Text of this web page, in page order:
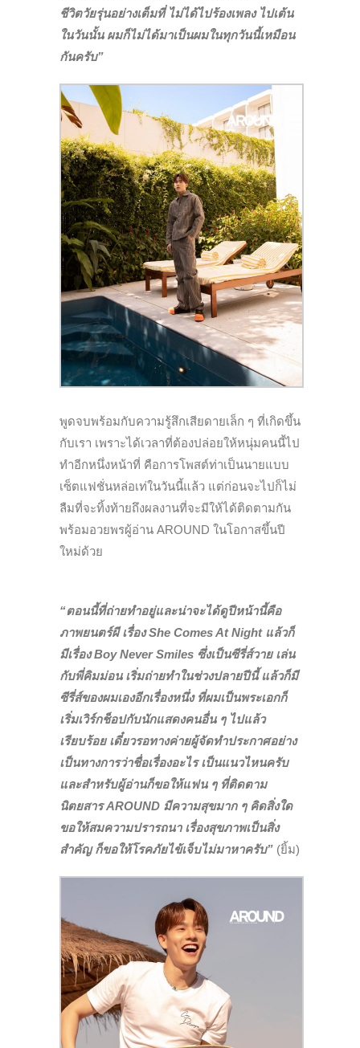
ชีวิตวัยรุ่นอย่างเต็มที่ ไม่ได้ไปร้องเพลง ไปเต้น
ในวันนั้น ผมก็ไม่ได้มาเป็นผมในทุกวันนี้เหมือน
กันครับ”
พูดจบพร้อมกับความรู้สึกเสียดายเล็ก ๆ ที่เกิดขึ้น
กับเรา เพราะได้เวลาที่ต้องปล่อยให้หนุ่มคนนี้ไป
ทำอีกหนึ่งหน้าที่ คือการโพสต์ท่าเป็นนายแบบ
เซ็ตแฟชั่นหล่อเท่ในวันนี้แล้ว แต่ก่อนจะไปก็ไม่
ลืมที่จะทิ้งท้ายถึงผลงานที่จะมีให้ได้ติดตามกัน
พร้อมอวยพรผู้อ่าน AROUND ในโอกาสขึ้นปี
ใหม่ด้วย
“ตอนนี้ที่ถ่ายทำอยู่และน่าจะได้ดูปีหน้านี้คือ
ภาพยนตร์ผี เรื่อง She Comes At Night แล้วก็
มีเรื่อง Boy Never Smiles ซึ่งเป็นซีรี่ส์วาย เล่น
กับพี่คิมม่อน เริ่มถ่ายทำในช่วงปลายปีนี้ แล้วก็มี
ซีรี่ส์ของผมเองอีกเรื่องหนึ่ง ที่ผมเป็นพระเอกก็
เริ่มเวิร์กช็อปกับนักแสดงคนอื่น ๆ ไปแล้ว
เรียบร้อยเดี๋ยวรอทางค่ายผู้จัดทำประกาศอย่าง
เป็นทางการว่าชื่อเรื่องอะไร เป็นแนวไหนครับ
และสำหรับผู้อ่านก็ขอให้แฟน ๆ ที่ติดตาม
นิตยสาร AROUND มีความสุขมาก ๆ คิดสิ่งใด
ขอให้สมความปรารถนา เรื่องสุขภาพเป็นสิ่ง
สำคัญ ก็ขอให้โรคภัยไข้เจ็บไม่มาหาครับ” (ยิ้ม)